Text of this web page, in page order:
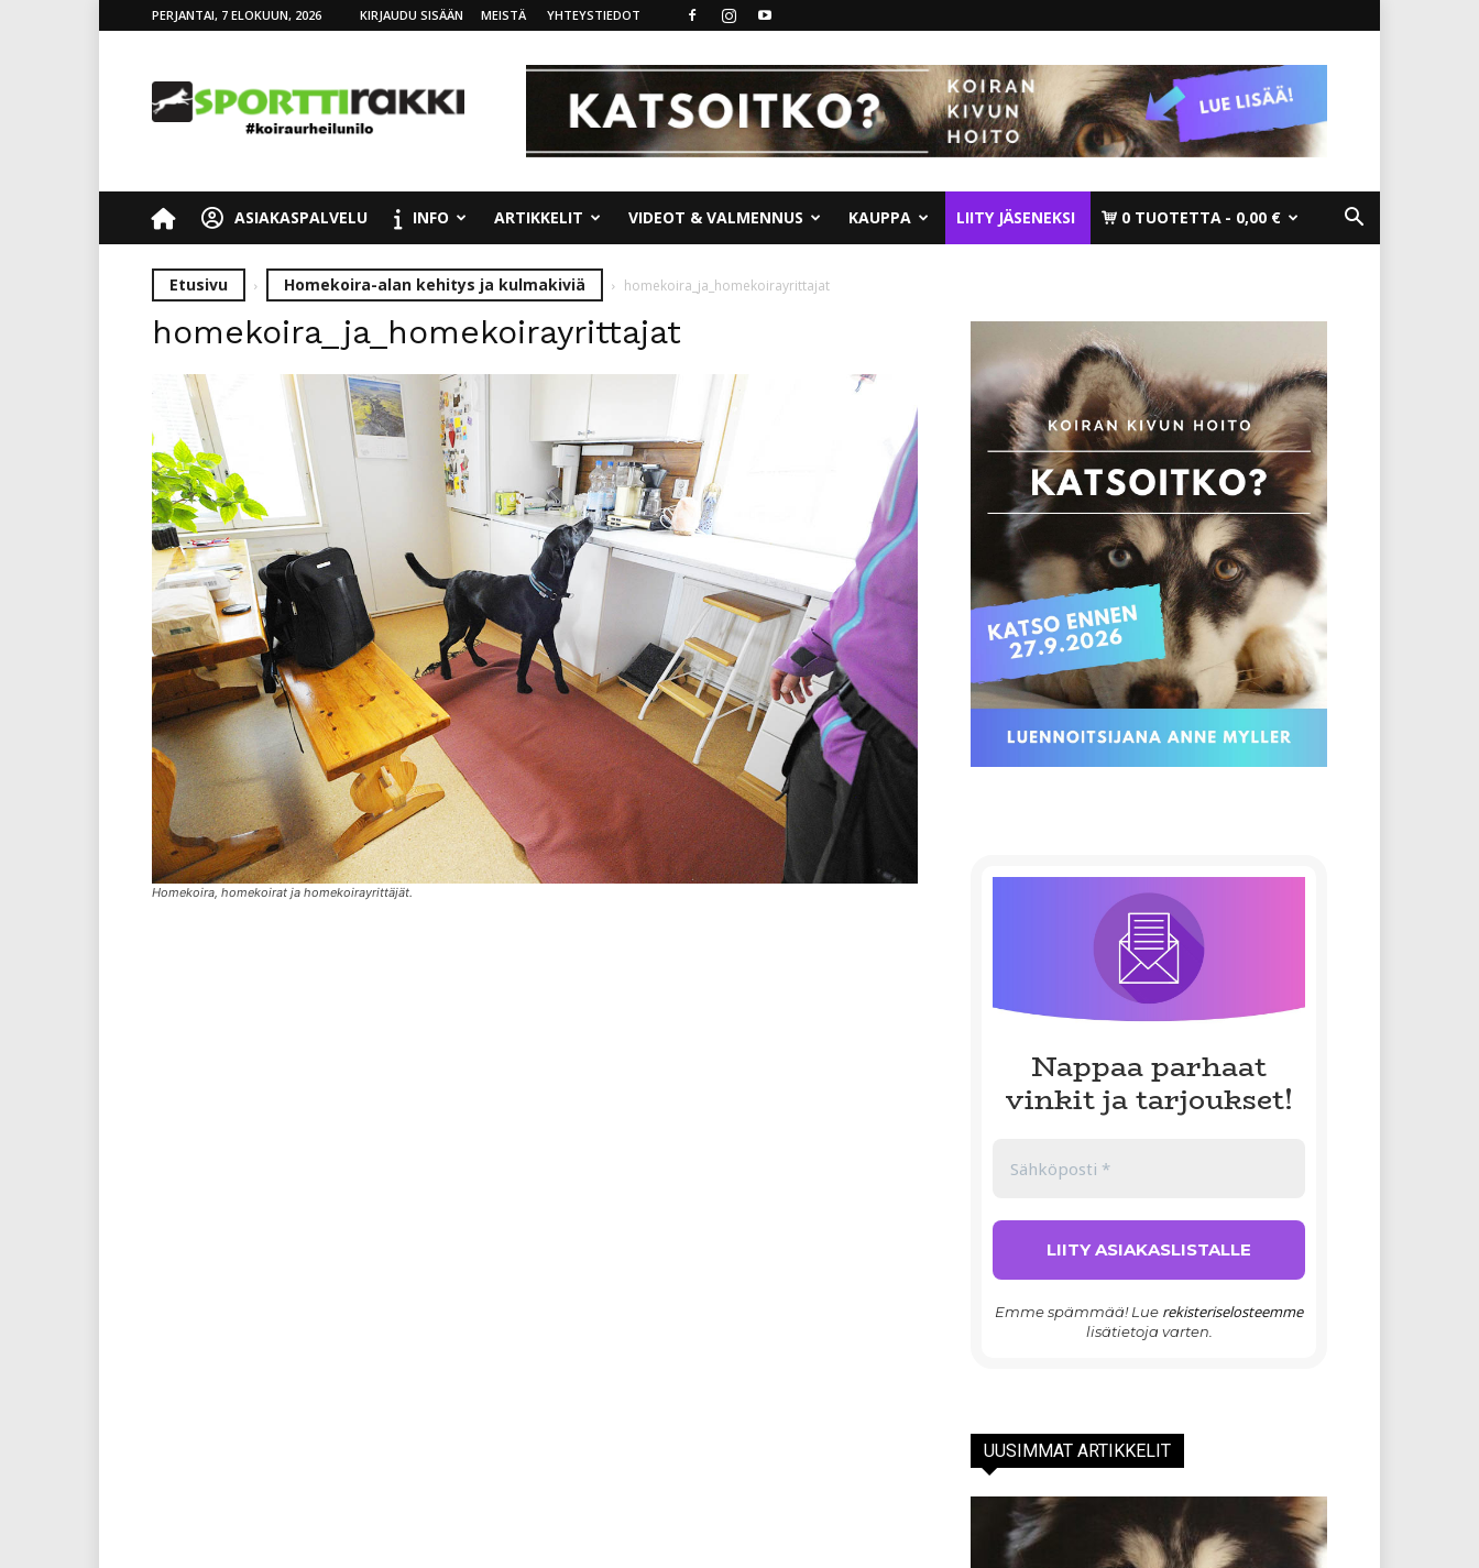
PERJANTAI, 7 ELOKUUN, 2026 KIRJAUDU SISÄÄN MEISTÄ YHTEYSTIEDOT
ASIAKASPALVELU INFO ARTIKKELIT VIDEOT & VALMENNUS KAUPPA LIITY JÄSENEKSI 0 TUOTETTA 0,00 €
Etusivu Homekoira-alan kehitys ja kulmakiviä homekoira_ja_homekoirayrittajat
homekoira_ja_homekoirayrittajat
Homekoira, homekoirat ja homekoirayrittäjät.
Nappaa parhaat
vinkit ja tarjoukset!
Emme spämmää! Lue rekisteriselosteemme
lisätietoja varten.
UUSIMMAT ARTIKKELIT